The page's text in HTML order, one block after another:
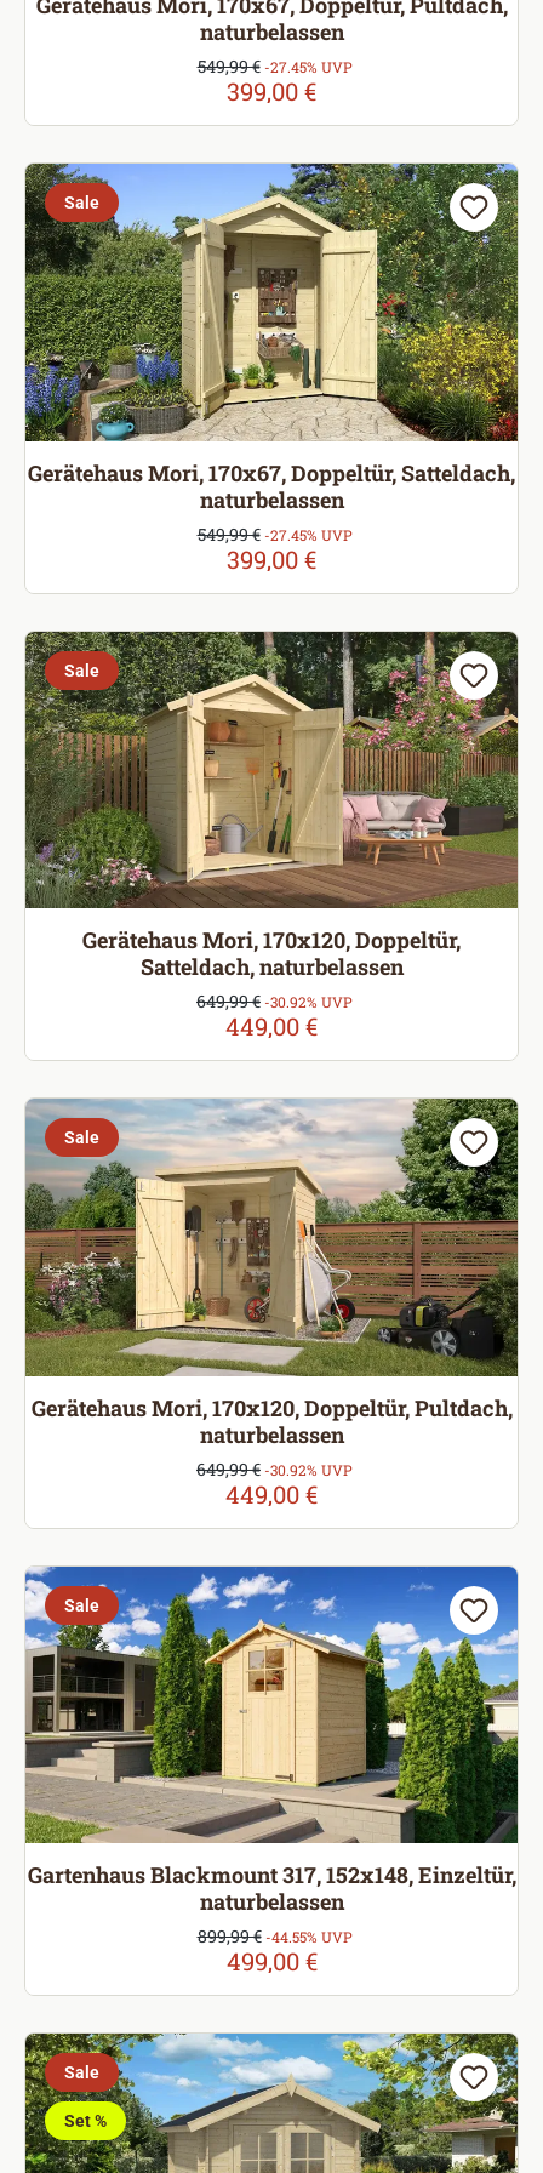
naturbelassen
Verkaufspreis:
399,00 €
Regulärer Preis:
549,99 € -27.45% UVP
Sale
Gerätehaus Mori, 170x67, Doppeltür, Satteldach,
naturbelassen
Verkaufspreis:
399,00 €
Regulärer Preis:
549,99 € -27.45% UVP
Sale
Gerätehaus Mori, 170x120, Doppeltür,
Satteldach, naturbelassen
Verkaufspreis:
449,00 €
Regulärer Preis:
649,99 € -30.92% UVP
Sale
Gerätehaus Mori, 170x120, Doppeltür, Pultdach,
naturbelassen
Verkaufspreis:
449,00 €
Regulärer Preis:
649,99 € -30.92% UVP
Sale
Gartenhaus Blackmount 317, 152x148, Einzeltür,
naturbelassen
Verkaufspreis:
499,00 €
Regulärer Preis:
899,99 € -44.55% UVP
Sale
Set %